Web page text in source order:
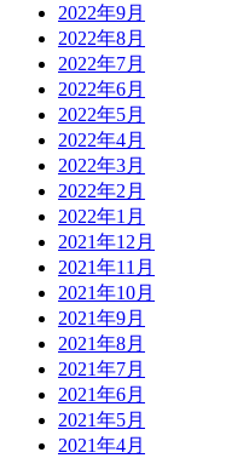
2022年9月
2022年8月
2022年7月
2022年6月
2022年5月
2022年4月
2022年3月
2022年2月
2022年1月
2021年12月
2021年11月
2021年10月
2021年9月
2021年8月
2021年7月
2021年6月
2021年5月
2021年4月